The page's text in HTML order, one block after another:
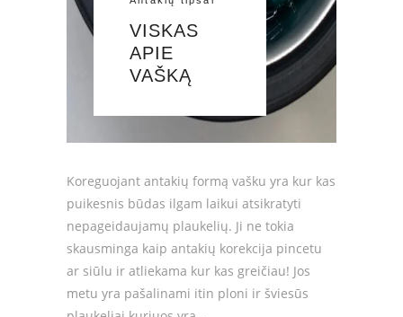
VISKAS
APIE
VAŠKĄ
Koreguojant antakių formą vašku yra kur kas
puikesnis būdas ilgam laikui atsikratyti
nepageidaujamų plaukelių. Ji ne tokia
skausminga kaip antakių korekcija pincetu
ar siūlu ir atliekama kur kas greičiau! Jos
metu yra pašalinami itin ploni ir šviesūs